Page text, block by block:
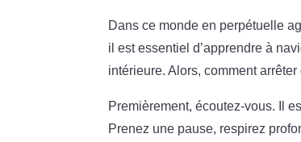
Dans ce monde en perpétuelle
il est essentiel d’apprendre à
intérieure. Alors, comment
Premièrement, écoutez-vous. Il
Prenez une pause, respirez